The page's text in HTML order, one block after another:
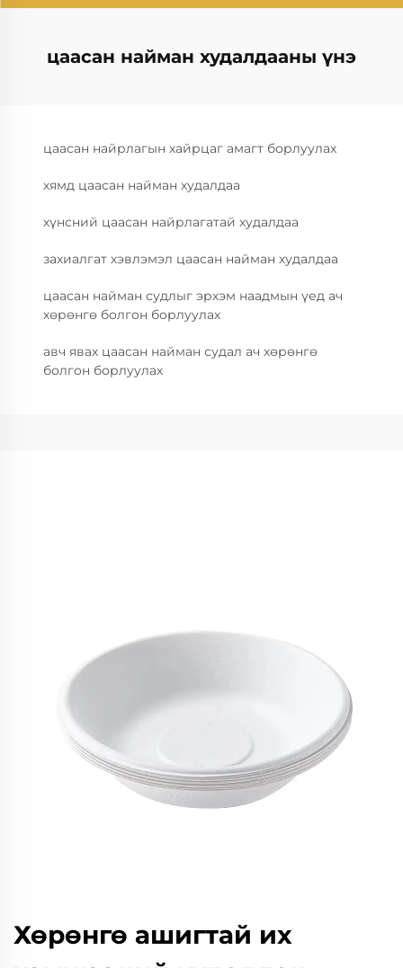
цаасан найман худалдааны үнэ
цаасан найрлагын хайрцаг амагт борлуулах
хямд цаасан найман худалдаа
хүнсний цаасан найрлагатай худалдаа
захиалгат хэвлэмэл цаасан найман худалдаа
цаасан найман судлыг эрхэм наадмын үед ач
хөрөнгө болгон борлуулах
авч явах цаасан найман судал ач хөрөнгө
болгон борлуулах
Хөрөнгө ашигтай их